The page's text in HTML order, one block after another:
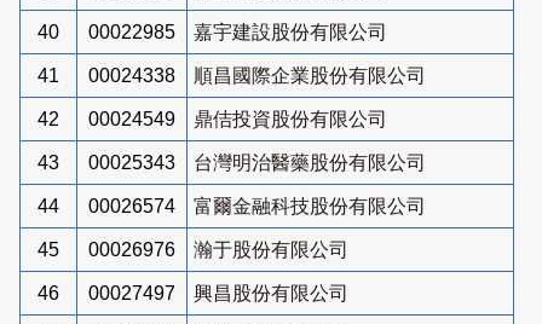
40 00022985 嘉宇建設股份有限公司
41 00024338 順昌國際企業股份有限公司
42 00024549 鼎佶投資股份有限公司
43 00025343 台灣明治醫藥股份有限公司
44 00026574 富爾金融科技股份有限公司
45 00026976 瀚于股份有限公司
46 00027497 興昌股份有限公司